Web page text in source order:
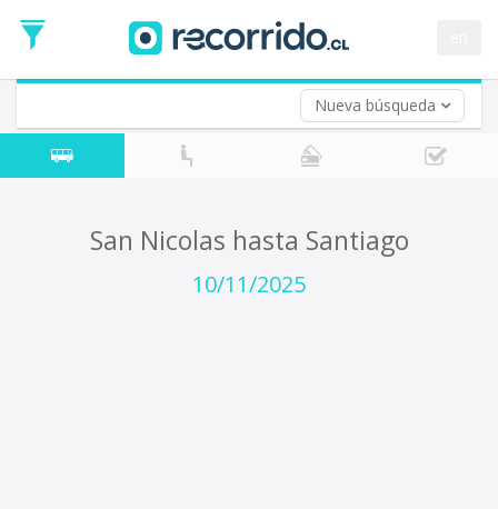
Nueva búsqueda
de
Ida
Vuelta (opcional)
Fecha
de
San Nicolas hasta Santiago
10/11/2025